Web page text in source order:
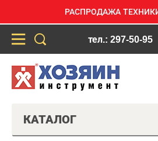
РАСПРОДАЖА ТЕХНИКИ
тел.: 297-50-95
КАТАЛОГ